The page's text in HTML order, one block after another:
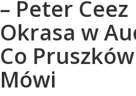
– Peter Ceez
Okrasa w
Co Pruszków
Mówi